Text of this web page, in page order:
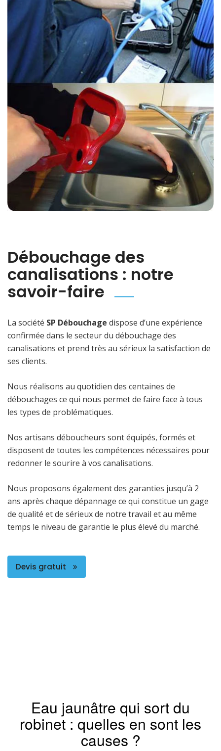
Débouchage des
canalisations : notre
savoir-faire
La société SP Débouchage dispose d’une expérience
confirmée dans le secteur du débouchage des
canalisations et prend très au sérieux la satisfaction de
ses clients.
Nous réalisons au quotidien des centaines de
débouchages ce qui nous permet de faire face à tous
les types de problématiques.
Nos artisans déboucheurs sont équipés, formés et
disposent de toutes les compétences nécessaires pour
redonner le sourire à vos canalisations.
Nous proposons également des garanties jusqu’à 2
ans après chaque dépannage ce qui constitue un gage
de qualité et de sérieux de notre travail et au même
temps le niveau de garantie le plus élevé du marché.
Devis gratuit
Eau jaunâtre qui sort du
robinet : quelles en sont les
causes ?